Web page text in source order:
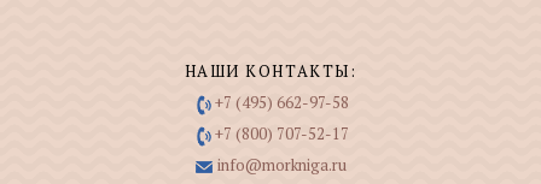
НАШИ КОНТАКТЫ:
+7 (495) 662-97-58
+7 (800) 707-52-17
info@morkniga.ru